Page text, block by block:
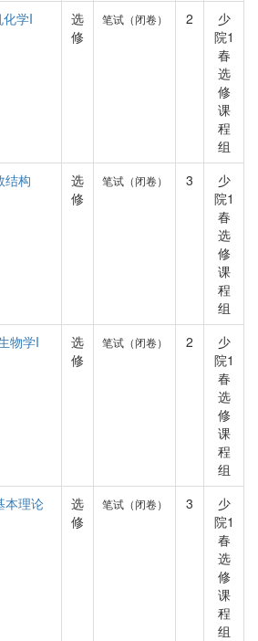
学I
选
修
笔试（闭卷） 2
少
院1
春
选
修
课
程
组
结构
选
修
笔试（闭卷） 3
少
院1
春
选
修
课
程
组
物学I
选
修
笔试（闭卷） 2
少
院1
春
选
修
课
程
组
本理论
选
修
笔试（闭卷） 3
少
院1
春
选
修
课
程
组